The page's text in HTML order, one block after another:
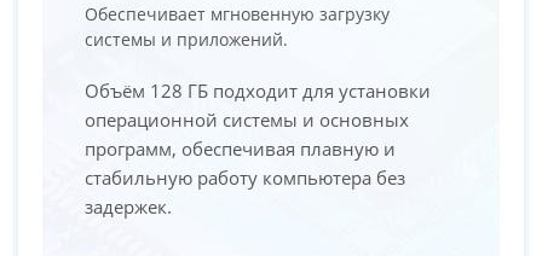
Обеспечивает мгновенную загрузку
системы и приложений.
Объём 128 ГБ подходит для установки
операционной системы и основных
программ, обеспечивая плавную и
стабильную работу компьютера без
задержек.